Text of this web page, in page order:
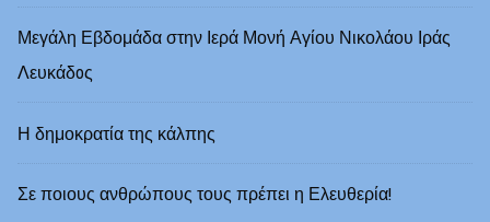
Μεγάλη Εβδομάδα στην Ιερά Μονή Αγίου Νικολάου Ιράς
Λευκάδoς
Η δημοκρατία της κάλπης
Σε ποιους ανθρώπους τους πρέπει η Ελευθερία!